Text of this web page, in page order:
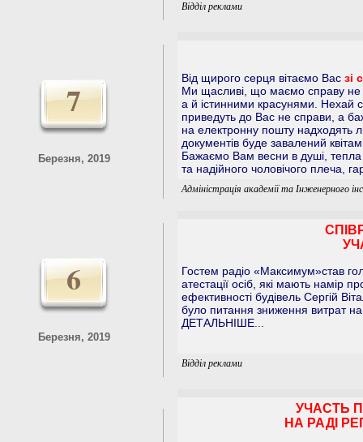
Відділ реклами
7
Березня, 2019
Від щирого серця вітаємо Вас зі
Ми щасливі, що маємо справу не
а й істинними красунями. Нехай
приведуть до Вас не справи, а
на електронну пошту надходять
документів буде завалений
Бажаємо Вам весни в душі, тепла
та надійного чоловічого плеча,
Адміністрація академії та Інженерного
6
Березня, 2019
Гостем радіо «Максимум»став
атестації осіб, які мають намір
ефективності будівель Сергій
було питання зниження витрат
ДЕТАЛЬНІШЕ...
Відділ реклами
УЧАСТЬ
НА РАДІ